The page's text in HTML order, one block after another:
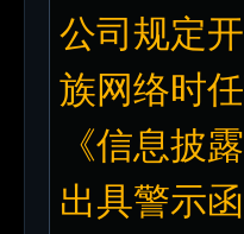
公司规定
族网络时
《信息披
出具警示